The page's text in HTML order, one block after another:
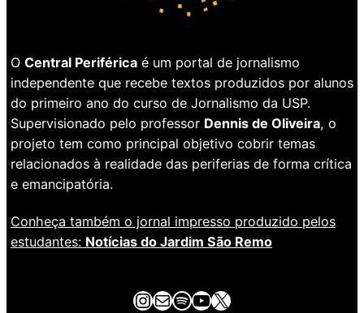
O Central Periférica é um portal de jornalismo
independente que recebe textos produzidos por alunos
do primeiro ano do curso de Jornalismo da USP.
Supervisionado pelo professor Dennis de Oliveira, o
projeto tem como principal objetivo cobrir temas
relacionados à realidade das periferias de forma crítica
e emancipatória.
Conheça também o jornal impresso produzido pelos
estudantes: Notícias do Jardim São Remo